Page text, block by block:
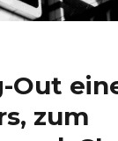
Out
zum